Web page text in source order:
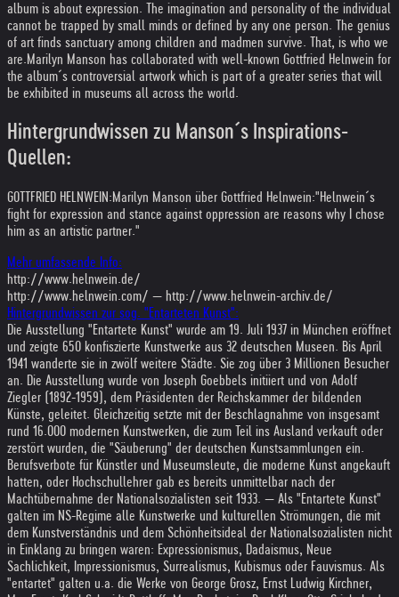
album is about expression. The imagination and personality of the individual
cannot be trapped by small minds or defined by any one person. The genius
of art finds sanctuary among children and madmen survive. That, is who we
are.Marilyn Manson has collaborated with well-known Gottfried Helnwein for
the album´s controversial artwork which is part of a greater series that will
be exhibited in museums all across the world.
Hintergrundwissen zu Manson´s Inspirations-
Quellen:
GOTTFRIED HELNWEIN:Marilyn Manson über Gottfried Helnwein:"Helnwein´s
fight for expression and stance against oppression are reasons why I chose
him as an artistic partner."
Mehr umfassende Info:
http://www.helnwein.de/
http://www.helnwein.com/ — http://www.helnwein-archiv.de/
Hintergrundwissen zur sog. "Entarteten Kunst":
Die Ausstellung "Entartete Kunst" wurde am 19. Juli 1937 in München eröffnet
und zeigte 650 konfiszierte Kunstwerke aus 32 deutschen Museen. Bis April
1941 wanderte sie in zwölf weitere Städte. Sie zog über 3 Millionen Besucher
an. Die Ausstellung wurde von Joseph Goebbels initiiert und von Adolf
Ziegler (1892-1959), dem Präsidenten der Reichskammer der bildenden
Künste, geleitet. Gleichzeitig setzte mit der Beschlagnahme von insgesamt
rund 16.000 modernen Kunstwerken, die zum Teil ins Ausland verkauft oder
zerstört wurden, die "Säuberung" der deutschen Kunstsammlungen ein.
Berufsverbote für Künstler und Museumsleute, die moderne Kunst angekauft
hatten, oder Hochschullehrer gab es bereits unmittelbar nach der
Machtübernahme der Nationalsozialisten seit 1933. — Als "Entartete Kunst"
galten im NS-Regime alle Kunstwerke und kulturellen Strömungen, die mit
dem Kunstverständnis und dem Schönheitsideal der Nationalsozialisten nicht
in Einklang zu bringen waren: Expressionismus, Dadaismus, Neue
Sachlichkeit, Impressionismus, Surrealismus, Kubismus oder Fauvismus. Als
"entartet" galten u.a. die Werke von George Grosz, Ernst Ludwig Kirchner,